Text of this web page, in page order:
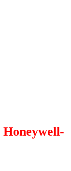
Honeywell-